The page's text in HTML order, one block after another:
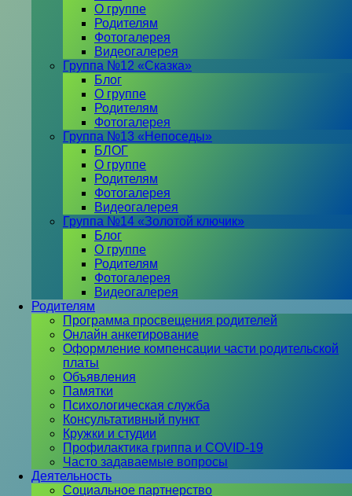
О группе
Родителям
Фотогалерея
Видеогалерея
Группа №12 «Сказка»
Блог
О группе
Родителям
Фотогалерея
Группа №13 «Непоседы»
БЛОГ
О группе
Родителям
Фотогалерея
Видеогалерея
Группа №14 «Золотой ключик»
Блог
О группе
Родителям
Фотогалерея
Видеогалерея
Родителям
Программа просвещения родителей
Онлайн анкетирование
Оформление компенсации части родительской
платы
Объявления
Памятки
Психологическая служба
Консультативный пункт
Кружки и студии
Профилактика гриппа и COVID-19
Часто задаваемые вопросы
Деятельность
Социальное партнерство